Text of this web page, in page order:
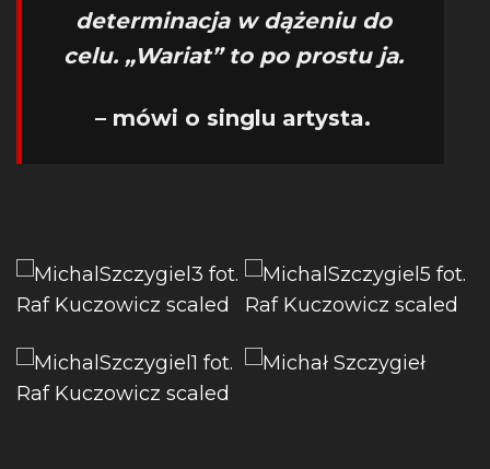
determinacja w dążeniu do
celu. „Wariat” to po prostu ja.
– mówi o singlu artysta.